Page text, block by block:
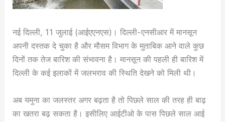
नई दिल्ली, 11 जुलाई (आईएएनएस)। दिल्ली-एनसीआर में मानसून
अपनी दस्तक दे चुका है और मौसम विभाग के मुताबिक आने वाले कुछ
दिनों तक तेज बारिश की संभावना है। मानसून की पहली ही बारिश में
दिल्ली के कई इलाकों में जलभराव की स्थिति देखने को मिली थी।
अब यमुना का जलस्तर अगर बढ़ता है तो पिछले साल की तरह ही बाढ़
का खतरा बढ़ सकता है। इसीलिए आईटीओ के पास पिछले साल आई